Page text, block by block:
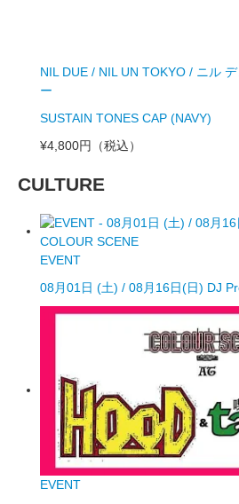
NIL DUE / NIL UN TOKYO / ニル
ー
SUSTAIN TONES CAP (NAVY)
¥4,800円
（税込）
CULTURE
EVENT
08月01日 (土) / 08月16日(日) DJ
EVENT